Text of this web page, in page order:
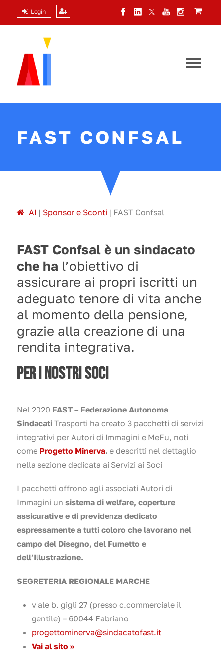
Login
FAST CONFSAL
AI | Sponsor e Sconti | FAST Confsal
FAST Confsal è un sindacato
che ha l’obiettivo di
assicurare ai propri iscritti un
adeguato tenore di vita anche
al momento della pensione,
grazie alla creazione di una
rendita integrativa.
PER I NOSTRI SOCI
Nel 2020 FAST – Federazione Autonoma
Sindacati Trasporti ha creato 3 pacchetti di servizi
integrativi per Autori di Immagini e MeFu, noti
come Progetto Minerva. e descritti nel dettaglio
nella sezione dedicata ai Servizi ai Soci
I pacchetti offrono agli associati Autori di
Immagini un sistema di welfare, coperture
assicurative e di previdenza dedicato
espressamente a tutti coloro che lavorano nel
campo del Disegno, del Fumetto e
dell’Illustrazione.
SEGRETERIA REGIONALE MARCHE
viale b. gigli 27 (presso c.commerciale il
gentile) – 60044 Fabriano
progettominerva@sindacatofast.it
Vai al sito >>